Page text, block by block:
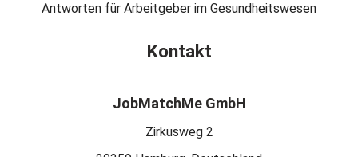
Antworten für Arbeitgeber im Gesundheitswesen
Kontakt
JobMatchMe GmbH
Zirkusweg 2